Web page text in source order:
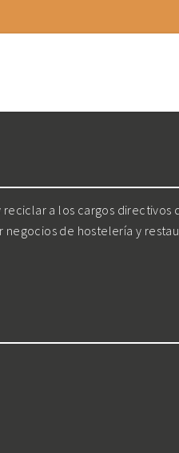
a los cargos directivos
de hostelería y